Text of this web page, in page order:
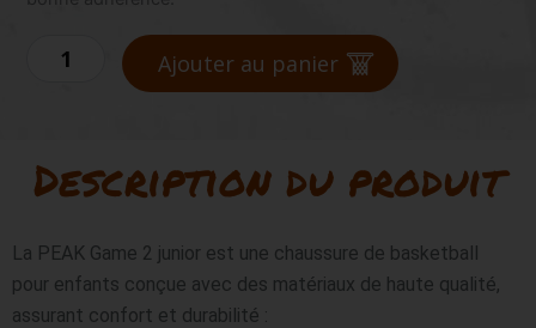
Ajouter au panier
Description du produit
La PEAK Game 2 junior est une chaussure de basketball
pour enfants conçue avec des matériaux de haute qualité,
assurant confort et durabilité :